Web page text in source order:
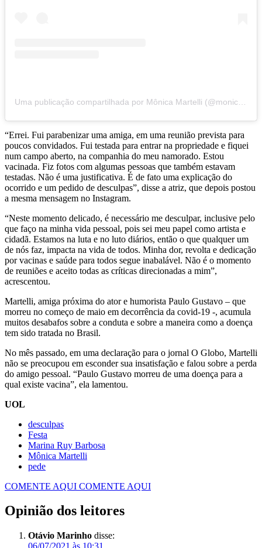
“Errei. Fui parabenizar uma amiga, em uma reunião prevista para
poucos convidados. Fui testada para entrar na propriedade e fiquei
num campo aberto, na companhia do meu namorado. Estou
vacinada. Fiz fotos com algumas pessoas que também estavam
testadas. Não é uma justificativa. É de fato uma explicação do
ocorrido e um pedido de desculpas”, disse a atriz, que depois postou
a mesma mensagem no Instagram.
“Neste momento delicado, é necessário me desculpar, inclusive pelo
que faço na minha vida pessoal, pois sei meu papel como artista e
cidadã. Estamos na luta e no luto diários, então o que qualquer um
de nós faz, impacta na vida de todos. Minha dor, revolta e dedicação
por vacinas e saúde para todos segue inabalável. Não é o momento
de reuniões e aceito todas as críticas direcionadas a mim”,
acrescentou.
Martelli, amiga próxima do ator e humorista Paulo Gustavo – que
morreu no começo de maio em decorrência da covid-19 -, acumula
muitos desabafos sobre a conduta e sobre a maneira como a doença
tem sido tratada no Brasil.
No mês passado, em uma declaração para o jornal O Globo, Martelli
não se preocupou em esconder sua insatisfação e falou sobre a perda
do amigo pessoal. “Paulo Gustavo morreu de uma doença para a
qual existe vacina”, ela lamentou.
UOL
desculpas
Festa
Marina Ruy Barbosa
Mônica Martelli
pede
COMENTE AQUI COMENTE AQUI
Opinião dos leitores
Otávio Marinho disse: